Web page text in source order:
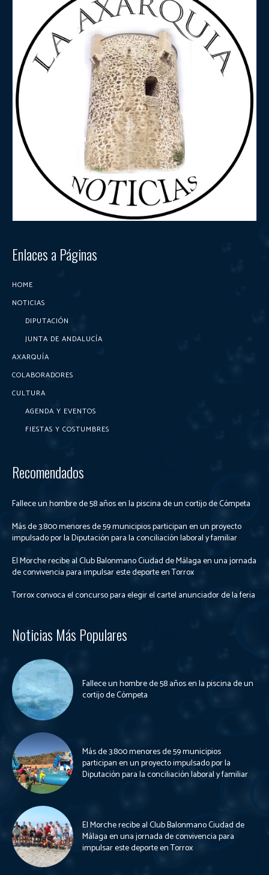
Enlaces a Páginas
HOME
NOTICIAS
DIPUTACIÓN
JUNTA DE ANDALUCÍA
AXARQUÍA
COLABORADORES
CULTURA
AGENDA Y EVENTOS
FIESTAS Y COSTUMBRES
Recomendados
Fallece un hombre de 58 años en la piscina de un cortijo de Cómpeta
Más de 3.800 menores de 59 municipios participan en un proyecto
impulsado por la Diputación para la conciliación laboral y familiar
El Morche recibe al Club Balonmano Ciudad de Málaga en una jornada
de convivencia para impulsar este deporte en Torrox
Torrox convoca el concurso para elegir el cartel anunciador de la feria
Noticias Más Populares
Fallece un hombre de 58 años en la piscina de un
cortijo de Cómpeta
Más de 3.800 menores de 59 municipios
participan en un proyecto impulsado por la
Diputación para la conciliación laboral y familiar
El Morche recibe al Club Balonmano Ciudad de
Málaga en una jornada de convivencia para
impulsar este deporte en Torrox